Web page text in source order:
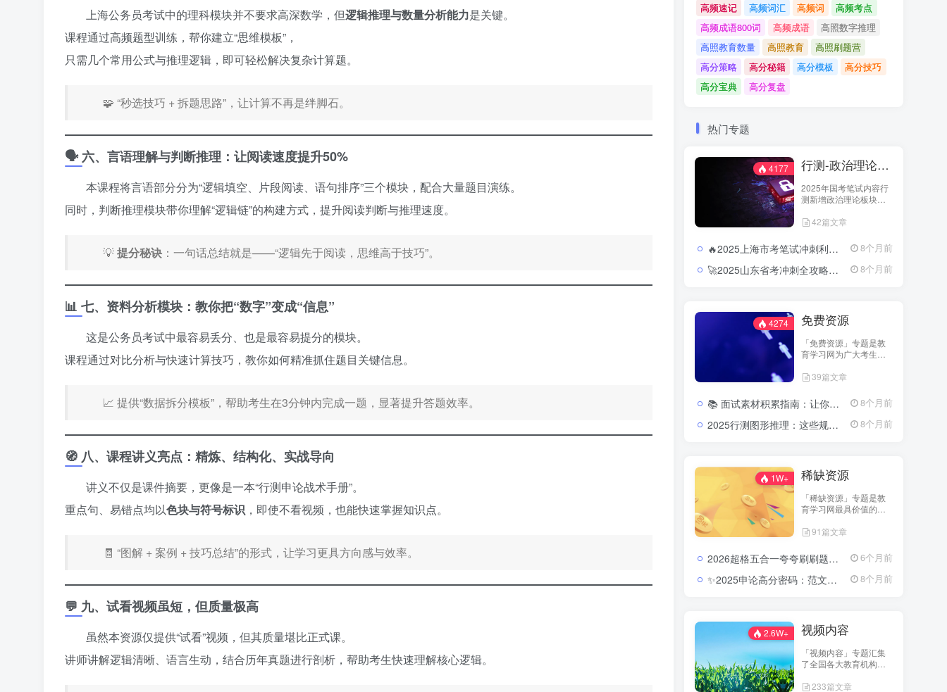
上海公务员考试中的理科模块并不要求高深数学，但逻辑推理与数量分析能力是关键。
课程通过高频题型训练，帮你建立“思维模板”，
只需几个常用公式与推理逻辑，即可轻松解决复杂计算题。
🧩 “秒选技巧 + 拆题思路”，让计算不再是绊脚石。
🗣️ 六、言语理解与判断推理：让阅读速度提升50%
本课程将言语部分分为“逻辑填空、片段阅读、语句排序”三个模块，配合大量题目演练。
同时，判断推理模块带你理解“逻辑链”的构建方式，提升阅读判断与推理速度。
💡提分秘诀 ：一句话总结就是——“逻辑先于阅读，思维高于技巧”。
📊 七、资料分析模块：教你把“数字”变成“信息”
这是公务员考试中最容易丢分、也是最容易提分的模块。
课程通过对比分析与快速计算技巧，教你如何精准抓住题目关键信息。
📈 提供“数据拆分模板”，帮助考生在3分钟内完成一题，显著提升答题效率。
🧭 八、课程讲义亮点：精炼、结构化、实战导向
讲义不仅是课件摘要，更像是一本“行测申论战术手册”。
重点句、易错点均以色块与符号标识 ，即使不看视频，也能快速掌握知识点。
🧾 “图解 + 案例 + 技巧总结”的形式，让学习更具方向感与效率。
💬 九、试看视频虽短，但质量极高
虽然本资源仅提供“试看”视频，但其质量堪比正式课。
讲师讲解逻辑清晰、语言生动，结合历年真题进行剖析，帮助考生快速理解核心逻辑。
高频速记
高频词汇 高频词
高频考点
高频成语800词
高频成语
高照数字推理
高照教育数量
高照教育
高照刷题营
高分策略
高分秘籍 高分模板
高分技巧
高分宝典
高分复盘
热门专题
4177 行测-政治理论（国考2025新增科目）
2025年国考笔试内容行
测新增政治理论板块，
五大板块变成六大板
治理论、常识判断、言
语理解与表达、数量关
系、判断推理和资料分
析六大板块。教育学习
习和温故。
42篇文章
🔥2025上海市考笔试冲刺利器：押题卷与模块冲刺的精准结合2025上海市考行测押题卷及冲刺资料合集 8个月前
🚀2025山东省考冲刺全攻略：押题预测与时政热点直击核心2025山东省考行测押题卷及申论预测合集 8个月前
4274 免费资源
「免费资源」专题是教
育学习网为广大考生打
里汇集了来自主流教育
内容，包括历年真题、
考点讲义、笔记汇编、
复习计划表等，全站免
费开放下载。 无论你是
到高质量的资料资源，
“零成本高效率”的学习体
验。 我们相信——知识
的起点从免费开始。
39篇文章
📚 面试素材积累指南：让你的答案瞬间有厚度、有高度2026公务员面试素材积累：高频热点与表达技巧 8个月前
2025行测图形推理：这些规律一抓就准，分数直线上升2025公务员行测图形推理考点分析与实战模拟视频教程 8个月前
1W+ 稀缺资源
「稀缺资源」专题是教
育学习网最具价值的资
类珍稀、高质量的考试
队内部讲义、历年未公
开真题、预测密卷、实
战笔记等，全部内容经
过严格筛选与分类整
可为考生提供更深层次
的复习指导与应试策略
探索到他人无法轻易获
取的核心学习资料，让
向感。
91篇文章
2026超格五合一夸夸刷刷题营：把行测申论的每个模块都刷成你的得分习惯2026超格行测申论五合一夸夸刷刷题营资源 6个月前
✨2025申论高分密码：范文模板与规范词的系统进阶路径(含半月谈内部资料多份)2025公务员申论范文及模板合集 8个月前
2.6W+ 视频内容
「视频内容」专题汇集
了全国各大教育机构的
统班、冲刺班、专项突
233篇文章